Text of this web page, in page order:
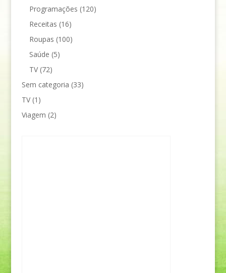
Programações (120)
Receitas (16)
Roupas (100)
Saúde (5)
TV(72)
Sem categoria (33)
TV(1)
Viagem (2)